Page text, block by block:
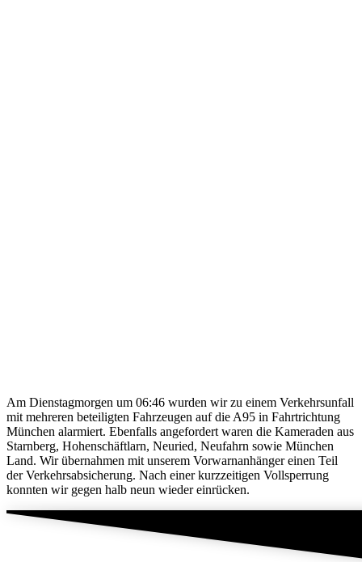
Am Dienstagmorgen um 06:46 wurden wir zu einem Verkehrsunfall
mit mehreren beteiligten Fahrzeugen auf die A95 in Fahrtrichtung
München alarmiert. Ebenfalls angefordert waren die Kameraden aus
Starnberg, Hohenschäftlarn, Neuried, Neufahrn sowie München
Land. Wir übernahmen mit unserem Vorwarnanhänger einen Teil
der Verkehrsabsicherung. Nach einer kurzzeitigen Vollsperrung
konnten wir gegen halb neun wieder einrücken.